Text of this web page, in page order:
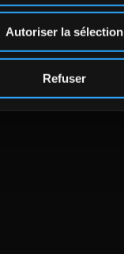
Autoriser la sélection
Refuser